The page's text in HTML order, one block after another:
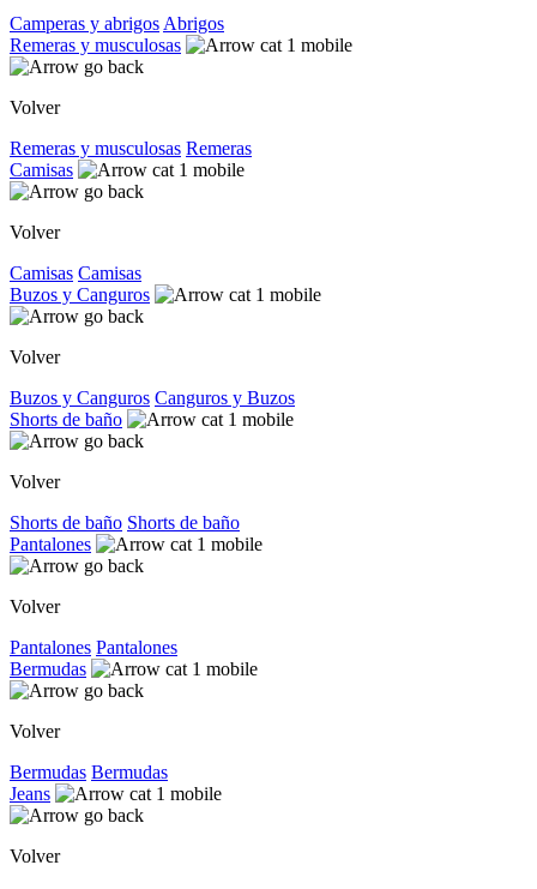
Camperas y abrigos Abrigos
Remeras y musculosas
Volver
Remeras y musculosas Remeras
Camisas
Volver
Camisas Camisas
Buzos y Canguros
Volver
Buzos y Canguros Canguros y Buzos
Shorts de baño
Volver
Shorts de baño Shorts de baño
Pantalones
Volver
Pantalones Pantalones
Bermudas
Volver
Bermudas Bermudas
Jeans
Volver